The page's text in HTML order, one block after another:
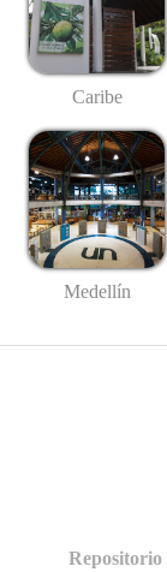
Caribe
Medellín